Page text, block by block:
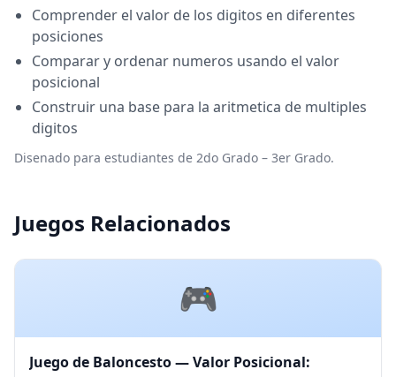
Comprender el valor de los digitos en diferentes
posiciones
Comparar y ordenar numeros usando el valor
posicional
Construir una base para la aritmetica de multiples
digitos
Disenado para estudiantes de 2do Grado – 3er Grado.
Juegos Relacionados
🎮
Juego de Baloncesto — Valor Posicional: